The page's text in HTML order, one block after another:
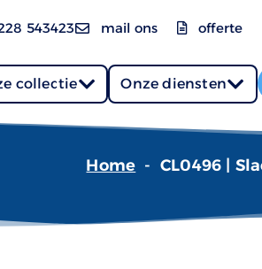
543423 mail ons offerte
collectie Onze diensten
Home - CL0496 |